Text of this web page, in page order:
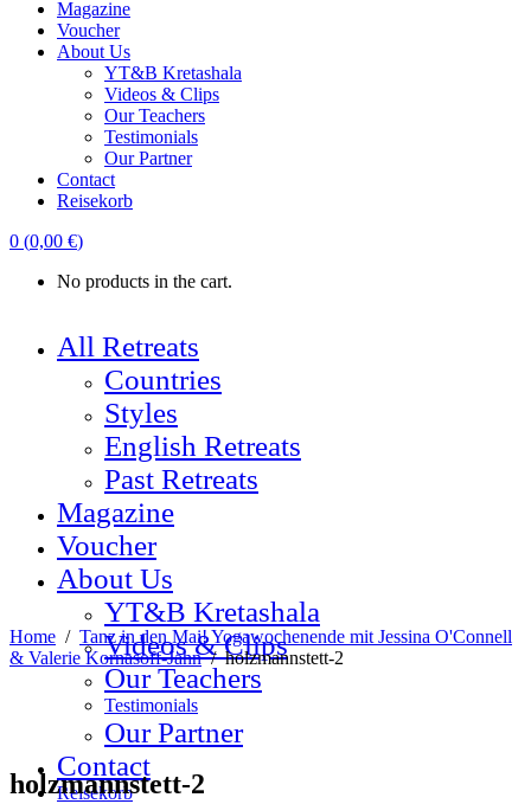
Magazine
Voucher
About Us
YT&B Kretashala
Videos & Clips
Our Teachers
Testimonials
Our Partner
Contact
Reisekorb
0 (0,00 €)
No products in the cart.
All Retreats
Countries
Styles
English Retreats
Past Retreats
Magazine
Voucher
About Us
YT&B Kretashala
Videos & Clips
Our Teachers
Testimonials
Our Partner
Contact
Reisekorb
Home / Tanz in den Mai! Yogawochenende mit Jessina O'Connell
& Valerie Kornasoff-Jahn/holzmannstett-2
holzmannstett-2